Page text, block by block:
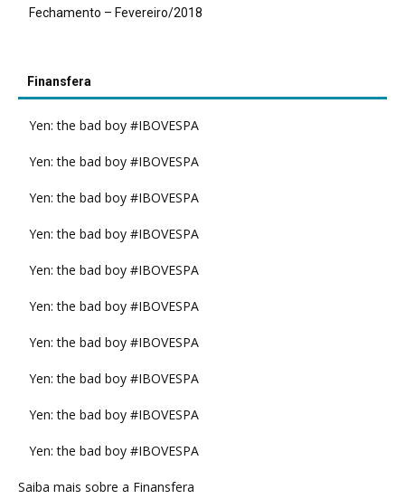
Fechamento – Fevereiro/2018
Finansfera
Yen: the bad boy #IBOVESPA
Yen: the bad boy #IBOVESPA
Yen: the bad boy #IBOVESPA
Yen: the bad boy #IBOVESPA
Yen: the bad boy #IBOVESPA
Yen: the bad boy #IBOVESPA
Yen: the bad boy #IBOVESPA
Yen: the bad boy #IBOVESPA
Yen: the bad boy #IBOVESPA
Yen: the bad boy #IBOVESPA
Saiba mais sobre a Finansfera